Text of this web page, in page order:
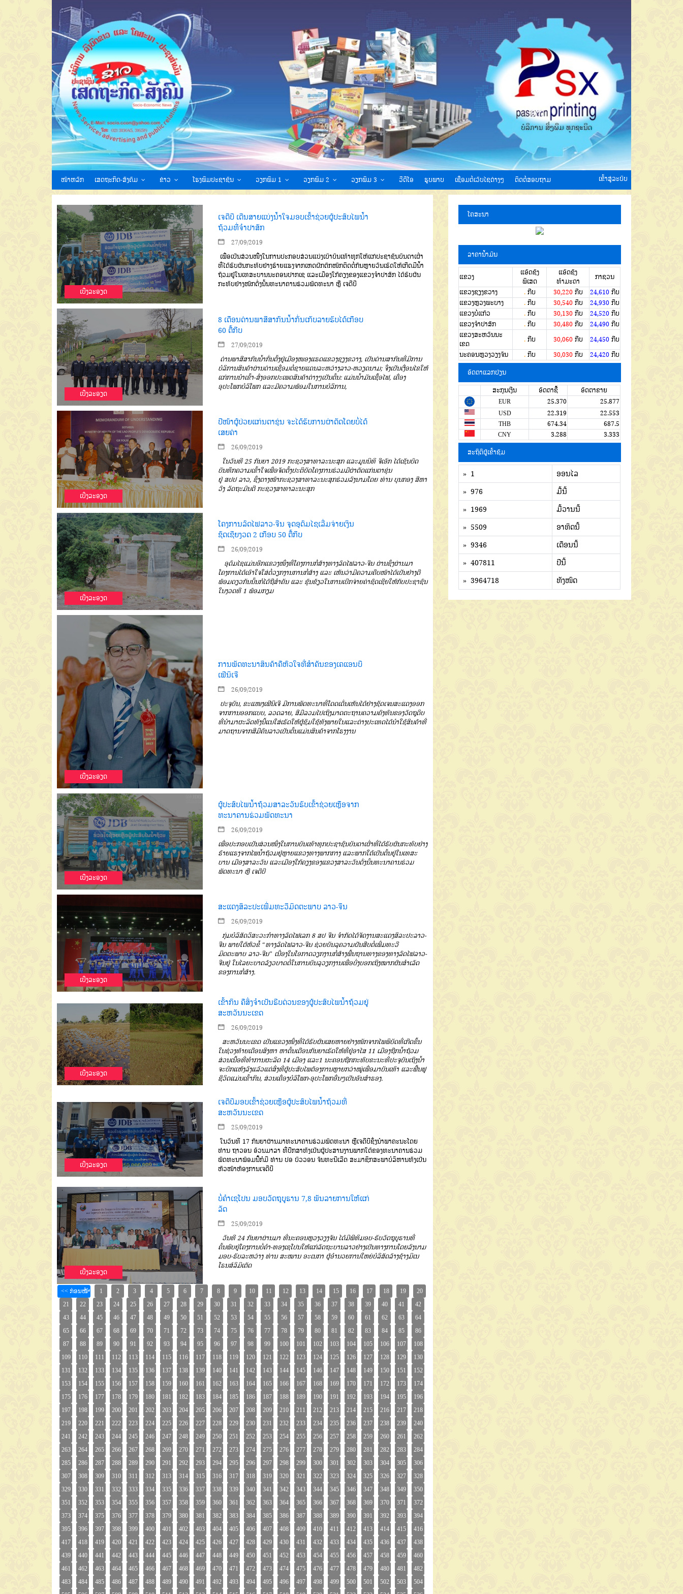
ໜ້າຫລັກ ເສດຖະກິດ-ສັງຄົມ ຂ່າວ ໂຮງພິມປະຊາຊົນ ວຽກພິມ 1 ວຽກພິມ 2 ວຽກພິມ 3 ວີດີໂອ ຮູບພາບ ເຊື່ອມຕໍ່ເວັບໄຊຕ່າງໆ ຕິດຕໍ່ສອບຖາມ ເຂົ້າສູ່ລະບົບ
ເບີ່ງລະອຽດ
ເຈດີບີ ເດີນສາຍແບ່ງນໍ້າໃຈມອບເຂົ້າຊ່ວຍຜູ້ປະສົບໄພນໍ້າ
ຖ້ວມທີ່ຈຳປາສັກ
27/09/2019
ເພື່ອເປັນສ່ວນໜື່ງໃນການປະກອບສ່ວນແບ່ງເບົາບັນເທົາທຸກໃຫ້ແກ່ປະຊາຊົນບັນດາເຜົ່າ
ທີ່ໄດ້ຮັບຜົນກະທົບຢ່າງຮ້າຍແຮງຈາກເຫດຝົກຕົກໜັກຕິດຕໍ່ກັນຫຼາຍວັນເຮັດໃຫ້ເກີດມີນໍ້າ
ຖ້ວມຢູ່ໃນເທສະບານນະຄອນປາກເຊ ແລະເມືອງໃກ້ຄຽງຂອງແຂວງຈຳປາສັກ ໄດ້ຮັບຜົນ
ກະທົບຢ່າງໜັກດັ່ງນັ້ນທະນາຄານຮ່ວມພັດທະນາ ຫຼື ເຈດີບີ
ເບີ່ງລະອຽດ
8 ເດືອນດ່ານພາສີສາກົນນໍ້າກັ່ນເກັບລາຍຮັບໄດ້ເກືອບ
60 ຕື້ກີບ
27/09/2019
ດ່ານພາສີສາກົນນໍ້າກັ່ນຕັ້ງຢູ່ເມືອງໜອງແຮດແຂວງຊຽງຂວາງ, ເປັນດ່ານສາກົນທີ່ມີການ
ບໍລິການສິນຄ້າຜ່ານດ່ານເຊື່ອມຕໍ່ຊາຍແດນລະຫວ່າງລາວ-ຫວຽດນາມ; ຈຶ່ງເປັນເງື່ອນໄຂໃຫ້
ແກ່ການນໍາເຂົ້າ-ສົ່ງອອກປະເພດສິນຄ້າຕ່າງໆເປັນຕົ້ນ: ແມ່ນນໍ້າມັນເຊື້ອໄຟ, ເຄື່ອງ
ອຸປະໂພກບໍລິໂພກ ແລະມີຄວາມພ້ອມໃນການບໍລິການ,
ເບີ່ງລະອຽດ
ປີໜ້າຜູ້ປ່ວຍແກ່ນຕາຂຸ່ນ ຈະໄດ້ຮັບການຜ່າຕັດໂດຍບໍ່ໄດ້
ເສຍຄ່າ
26/09/2019
ໃນວັນທີ25ກັນຍາ2019ກະຊວງສາທາລະນະສຸກ ແລະມູນນິທິ ຈີເອັກ ໄດ້ເຊັນບົດ
ບັນທຶກຄວາມເຂົ້າໃຈເພື່ອຈັດຕັ້ງປະຕິບັດໂຄງການຮ່ວມມືຜ່າຕັດແກ່ນຕາຂຸ່ນ
ຢູ່ ສປປ ລາວ, ຊຶ່ງຕາງໜ້າກະຊວງສາທາລະນະສຸກຮ່ວມລົງນາມໂດຍ ທ່ານ ບຸນກອງ ສີຫາ
ວົງ ລັດຖະມົນຕີ ກະຊວງສາທາລະນະສຸກ
ເບີ່ງລະອຽດ
ໂຄງການລົດໄຟລາວ-ຈີນ ຈຸດອຸດົມໄຊເລີ່ມຈ່າຍເງິນ
ຊົດເຊີຍງວດ 2 ເກືອບ 50 ຕື້ກີບ
26/09/2019
ອຸດົມໄຊແມ່ນອີກແຂວງໜຶ່ງທີ່ໂຄງການກໍ່ສ້າງທາງລົດໄຟລາວ-ຈີນ ຜ່ານຊຶ່ງຜ່ານມາ
ໂຄງການໄດ້ເອົາໃຈໃສ່ຕໍ່ວຽກງານການກໍ່ສ້າງ ແລະ ເຫັນວ່າມີຄວາມຄືບໜ້າໄດ້ເປັນຢ່າງດີ
ພ້ອມດຽວກັນນັ້ນກໍໄດ້ຖືສຳຄັນ ແລະ ຂຸ້ນຂ້ຽວໃນການເບີກຈ່າຍຄ່າຊົດເຊີຍໃຫ້ກັບປະຊາຊົນ
ໃນງວດທີ1 ພ້ອມກຽມ
ເບີ່ງລະອຽດ
ການພັດທະນາສິນຄ້າຄືຫົວໃຈທີ່ສຳຄັນຂອງເຄແອນບີ
ເຟີນິເຈີ
26/09/2019
ປະຈຸບັນ, ຂະແໜງເຟີນິເຈີ ມີການພັດທະນາທີ່ໂດດເດັ່ນເຫັນໄດ້ຢ່າງຊັດເຈນສະແດງອອກ
ຈາກການອອກແບບ, ລວດລາຍ, ສີມືລວມໄປເຖິງມາດຕະຖານຄວາມຄົງທົນຂອງວັດຖຸດິບ
ທີ່ນຳມາຜະລິດທັງນີ້ແນໃສ່ເຮັດໃຫ້ຜູ້ຊົມໃຊ້ທັງພາຍໃນແລະຕ່າງປະເທດໄດ້ນຳໃຊ້ສິນຄ້າທີ່
ມາດຖານຈາກສີມືຄົນລາວເປັນຕົ້ນແມ່ນສິນຄ້າຈາກໂຮງງານ
ເບີ່ງລະອຽດ
ຜູ້ປະສົບໄພນໍ້າຖ້ວມສາລະວັນຮັບເຂົ້າຊ່ວຍເຫຼືອຈາກ
ທະນາຄານຮ່ວມພັດທະນາ
26/09/2019
ເພື່ອປະກອບເປັນສ່ວນໜຶ່ງໃນການບັນເທົາທຸກປະຊາຊົນບັນດາເຜົ່າທີ່ໄດ້ຮັບຜົນກະທົບຢ່າງ
ຮ້າຍແຮງຈາກໄພນໍ້າຖ້ວມຢູ່ຫຼາຍແຂວງທາງພາກກາງ ແລະພາກໃຕ້ເປັນຕົ້ນຢູ່ໃນເທສະ
ບານ ເມືອງສາລະວັນ ແລະເມືອງໃກ້ຄຽງຂອງແຂວງສາລະວັນດັ່ງນັ້ນທະນາຄານຮ່ວມ
ພັດທະນາ ຫຼື ເຈດີບີ
ເບີ່ງລະອຽດ
ສະແດງສິລະປະເພີ່ມທະວີມິດຕະພາບ ລາວ-ຈີນ
26/09/2019
ກຸ່ມບໍລິສັດວິສະວະກຳທາງລົດໄຟເລກ8 ສປ ຈີນ ຈຳກັດໄດ້ຈັດງານສະແດງສິລະປະລາວ-
ຈີນ ພາຍໃຕ້ຫົວຂໍ້“ທາງລົດໄຟລາວ-ຈີນ ຊ່ວຍບັນລຸຄວາມຝັນສືບຕໍ່ເພີ່ມທະວີ
ມິດຕະພາບ ລາວ-ຈີນ” ເນື່ອງໃນໂອກາດວຽກງານກໍ່ສ້າງພື້ນຖານທາງຂອງທາງລົດໄຟລາວ-
ຈີນຢູ່ ໃນໄລຍະບາດລ້ຽວບາດຕໍ່ໃນການບັນລຸວຽກງານເພື່ອບົ່ງບອກເຖິງໝາກຜົນສຳເລັດ
ຂອງການກໍ່ສ້າງ.
ເບີ່ງລະອຽດ
ເຂົ້າກິນ ຄືສິ່ງຈຳເປັນຮີບດ່ວນຂອງຜູ້ປະສົບໄພນໍ້າຖ້ວມຢູ່
ສະຫວັນນະເຂດ
26/09/2019
ສະຫວັນນະເຂດ ເປັນແຂວງໜຶ່ງທີ່ໄດ້ຮັບຜົນເສຍຫາຍຢ່າງໜັກຈາກໄພພິບັດທີ່ເກີດຂຶ້ນ
ໃນຊ່ວງທ້າຍເດືອນສິງຫາ ຫາຕົ້ນເດືອນກັນຍາເຮັດໃຫ້ທີ່ຢູ່ອາໄສ11 ເມືອງຖືກນໍ້າຖ້ວມ
ສ່ວນເນື້ອທີ່ທຳການຜະລິດ14 ເມືອງ ແລະ1 ນະຄອນຖືກກະທົບຂະນະທີ່ປະຈຸບັນເຖິງນໍ້າ
ຈະບົກແຫ້ງລົງແລ້ວແຕ່ສິ່ງທີ່ຜູ້ປະສົບໄພຕ້ອງການຫຼາຍກວ່າໝູ່ເພື່ອມາບັນເທົາ ແລະຟື້ນຟູ
ຊີວິດແມ່ນເຂົ້າກິນ, ສ່ວນເຄື່ອງບໍລິໂພກ-ອຸປະໂພກອື່ນໆເປັນອັນສຳຮອງ.
ເບີ່ງລະອຽດ
ເຈດີບີມອບເຂົ້າຊ່ວຍເຫຼືອຜູ້ປະສົບໄພນໍ້າຖ້ວມທີ່
ສະຫວັນນະເຂດ
25/09/2019
ໃນວັນທີ17 ກັນຍາຜ່ານມາທະນາຄານຮ່ວມພັດທະນາ ຫຼືເຈດີບີຊຶ່ງນໍາພາຄະນະໂດຍ
ທ່ານ ຖາວອນ ອ້ວນມາລາ ທີ່ປຶກສາທັງເປັນຜູ້ປະສານງານພາກໃຕ້ຂອງທະນາຄານຮ່ວມ
ພັດທະນາພ້ອມນີ້ກໍມີ ທ່ານ ປອ ບົວວອນ ຈັນທະນີເລີດ ສະມາຊິກສະພາບໍລິຫານທັງເປັນ
ຫົວໜ້າຫ້ອງການເຈດີບີ
ເບີ່ງລະອຽດ
ບໍ່ຄຳເຊໂປນ ມອບວັດຖຸບູຮານ 7,8 ພັນລາຍການໃຫ້ແກ່
ລັດ
25/09/2019
ວັນທີ24ກັນຍາຜ່ານມາ ທີ່ນະຄອນຫຼວງວຽງຈັນ ໄດ້ມີພີທິມອບ-ຮັບວັດຖຸບູຮານທີ່
ຄົ້ນພົບຢູ່ໂຄງການບໍ່ຄຳ-ທອງເຊໂປນໃຫ້ແກ່ລັດຖະບານລາວຢ່າງເປັນທາງການໂດຍລົງນາມ
ມອບ-ຮັບລະຫວ່າງ ທ່ານ ສະໝານ ອະເນກາ ຜູ້ອຳນວຍການໃຫຍ່ບໍລິສັດລ້າງຊ້າງມິເນ
ໂຣນສ໌ລິມິເຕັດ
ໂຄສະນາ
ລາຄານໍ້າມັນ
ແຂວງ
ແອັດຊັງ
ພິເສດ
ແອັດຊັງ
ທຳມະດາ
ກາຊວນ
ແຂວງຊຽງຂວາງ
.ກີບ 30,220ກີບ 24,610 ກີບ
ແຂວງຫຼວງພະບາງ
.ກີບ 30,540ກີບ 24,930 ກີບ
ແຂວງບໍ່ແກ້ວ
.ກີບ 30,130ກີບ 24,520 ກີບ
ແຂວງຈໍາປາສັກ
.ກີບ 30,480ກີບ 24,490 ກີບ
ແຂວງສະຫວັນນະ
ເຂດ
.ກີບ 30,060ກີບ 24,450 ກີບ
ນະຄອນຫຼວງວຽງຈັນ
.ກີບ 30,030ກີບ 24,420 ກີບ
ອັດຕາແລກປ່ຽນ
ສະກຸນເງີນ ອັດຕາຊື້
ອັດຕາຂາຍ
EUR
25.370
25.877
USD
22.319
22.553
THB
674.34
687.5
CNY
3.288 3.333
ສະຖິຕິຜູ້ເຂົ້າຊົມ
» 1
ອອນໄລ
» 976
ມື້ນີ້
» 1969
ມື້ວານນີ້
» 5509
ອາທິດນີ້
» 9346
ເດືອນນີ້
» 407811
ປີນີ້
» 3964718
ທັງໜົດ